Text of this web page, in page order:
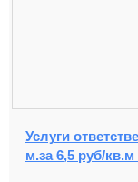
Услуги
м.за 6,5 руб/